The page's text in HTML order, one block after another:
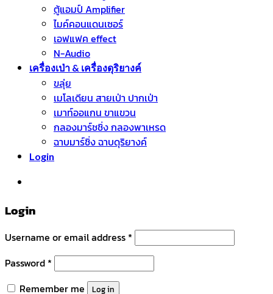
ตู้แอมป์ Amplifier
ไมค์คอนแดนเซอร์
เอฟแฟค effect
N-Audio
เครื่องเป่า & เครื่องดุริยางค์
ขลุ่ย
เมโลเดียน สายเป่า ปากเป่า
เมาท์ออแกน ขาแขวน
กลองมาร์ชชิ่ง กลองพาเหรด
ฉาบมาร์ชิ่ง ฉาบดุริยางค์
Login
Login
Username or email address *
Password *
Remember me
Log in